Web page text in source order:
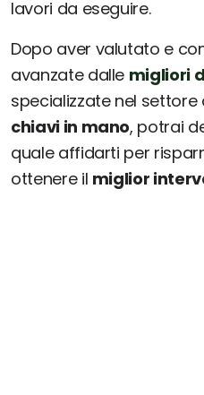
lavori da eseguire.
Dopo aver valutato e
avanzate dalle migliori
specializzate nel settore
chiavi in mano, potrai
quale affidarti per
ottenere il miglior